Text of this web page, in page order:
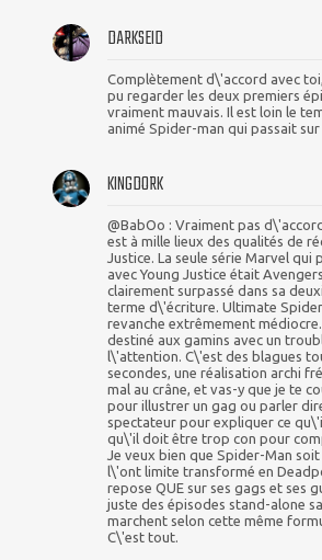
DARKSEID
Complètement d\'accord avec
pu regarder les deux premiers
vraiment mauvais. Il est loin le
animé Spider-man qui passait sur
KINGDORK
@BabOo : Vraiment pas
est à mille lieux des qualités de
Justice. La seule série Marvel qui
avec Young Justice était
clairement surpassé dans sa
terme d\'écriture. Ultimate
revanche extrêmement
destiné aux gamins avec un
l\'attention. C\'est des blagues
secondes, une réalisation archi
mal au crâne, et vas-y que je te
pour illustrer un gag ou parler
spectateur pour expliquer ce
qu\'il doit être trop con pour
Je veux bien que Spider-Man soit
l\'ont limite transformé en
repose QUE sur ses gags et ses
juste des épisodes stand-alone
marchent selon cette même
C\'est tout.